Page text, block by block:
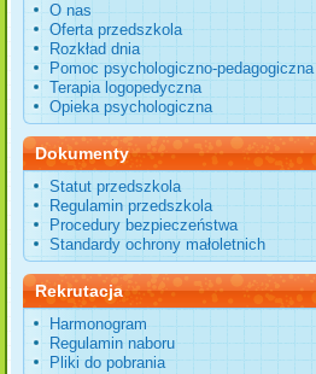
O nas
Oferta przedszkola
Rozkład dnia
Pomoc psychologiczno-pedagogiczna
Terapia logopedyczna
Opieka psychologiczna
Dokumenty
Statut przedszkola
Regulamin przedszkola
Procedury bezpieczeństwa
Standardy ochrony małoletnich
Rekrutacja
Harmonogram
Regulamin naboru
Pliki do pobrania